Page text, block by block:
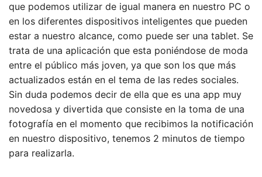
que podemos utilizar de igual manera en nuestro PC o
en los diferentes dispositivos inteligentes que pueden
estar a nuestro alcance, como puede ser una tablet. Se
trata de una aplicación que esta poniéndose de moda
entre el público más joven, ya que son los que más
actualizados están en el tema de las redes sociales.
Sin duda podemos decir de ella que es una app muy
novedosa y divertida que consiste en la toma de una
fotografía en el momento que recibimos la notificación
en nuestro dispositivo, tenemos 2 minutos de tiempo
para realizarla.